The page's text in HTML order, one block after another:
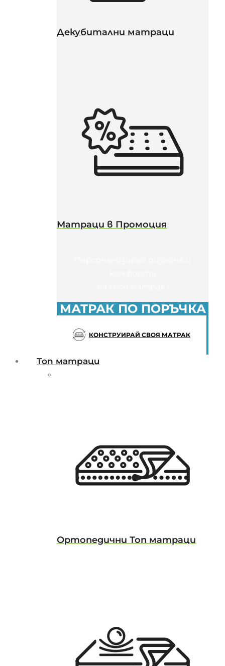
Декубитални матраци
Матраци в Промоция
МАТРАК ПО ПОРЪЧКА
КОНСТРУИРАЙ СВОЯ МАТРАК
Топ матраци
Ортопедични Топ матраци